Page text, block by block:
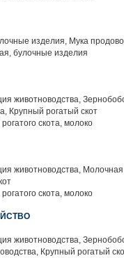
изделия, Мука
булочные изделия
животноводства,
Крупный рогатый скот
скота, молоко
животноводства,
скота, молоко
животноводства,
Крупный рогатый